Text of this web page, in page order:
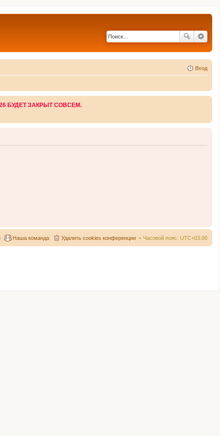
Вход
БУДЕТ ЗАКРЫТ СОВСЕМ.
Часовой пояс: UTC+03:00
Удалить cookies конференции
Наша команда